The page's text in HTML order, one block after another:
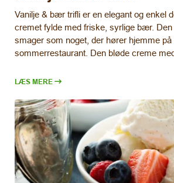
Vanilje & bær trifli er en elegant og enkel
cremet fylde med friske, syrlige bær. Den
smager som noget, der hører hjemme på
sommerrestaurant. Den bløde creme
LÆS MERE